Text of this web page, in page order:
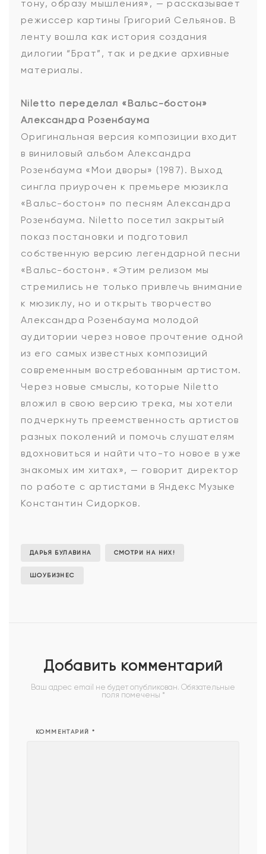
тону, образу мышления», — рассказывает
режиссер картины Григорий Сельянов. В
ленту вошла как история создания
дилогии “Брат”, так и редкие архивные
материалы.
Niletto переделал «Вальс-бостон»
Александра Розенбаума
Оригинальная версия композиции входит
в виниловый альбом Александра
Розенбаума «Мои дворы» (1987). Выход
сингла приурочен к премьере мюзикла
«Вальс-бостон» по песням Александра
Розенбаума. Niletto посетил закрытый
показ постановки и подготовил
собственную версию легендарной песни
«Вальс-бостон». «Этим релизом мы
стремились не только привлечь внимание
к мюзиклу, но и открыть творчество
Александра Розенбаума молодой
аудитории через новое прочтение одной
из его самых известных композиций
современным востребованным артистом.
Через новые смыслы, которые Niletto
вложил в свою версию трека, мы хотели
подчеркнуть преемственность артистов
разных поколений и помочь слушателям
вдохновиться и найти что-то новое в уже
знакомых им хитах», — говорит директор
по работе с артистами в Яндекс Музыке
Константин Сидорков.
ДАРЬЯ БУЛАВИНА СМОТРИ НА НИХ!
ШОУБИЗНЕС
Добавить комментарий
Ваш адрес email не будет опубликован. Обязательные
поля помечены *
КОММЕНТАРИЙ *